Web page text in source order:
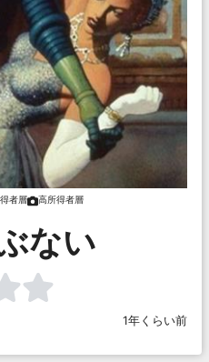
者層 高所得者層
ない
1年くらい前